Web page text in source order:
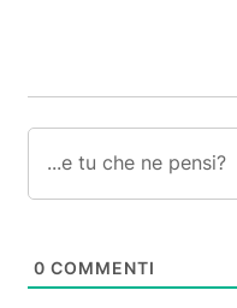
0 COMMENTI